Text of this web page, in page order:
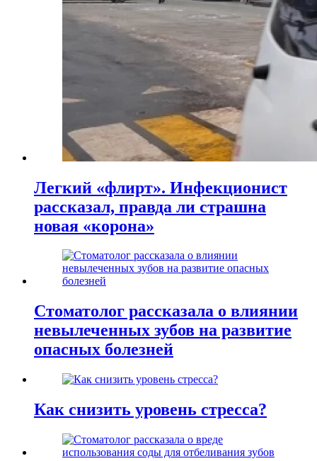
Легкий «флирт». Инфекционист
рассказал, правда ли страшна
новая «корона»
Стоматолог рассказала о влиянии
невылеченных зубов на развитие
опасных болезней
Как снизить уровень стресса?